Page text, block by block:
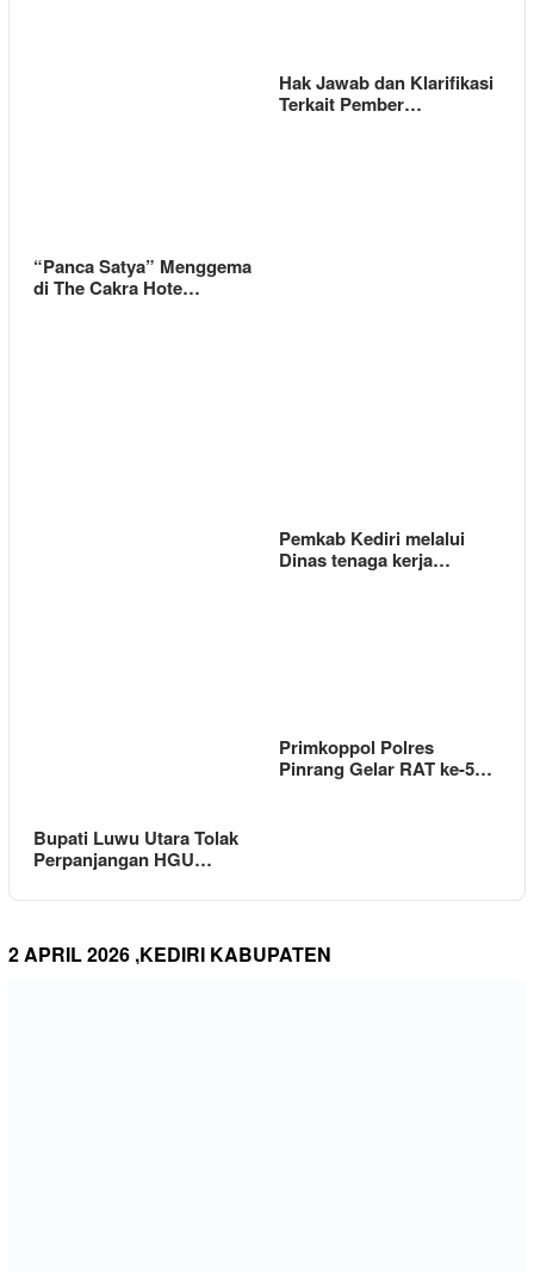
Hak Jawab dan Klarifikasi
Terkait Pember…
“Panca Satya” Menggema
di The Cakra Hote…
Pemkab Kediri melalui
Dinas tenaga kerja…
Bupati Luwu Utara Tolak
Perpanjangan HGU…
Primkoppol Polres
Pinrang Gelar RAT ke-5…
2 APRIL 2026 ,KEDIRI KABUPATEN